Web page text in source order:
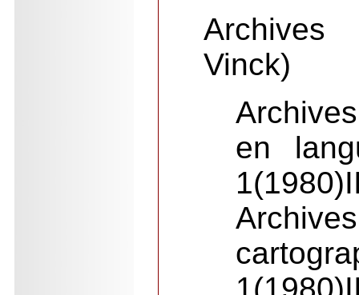
Vinck)
en
Archives